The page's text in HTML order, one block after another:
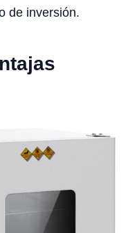
de inversión.